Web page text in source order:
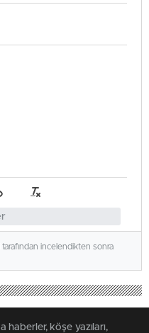
tarafından incelendikten sonra
haberler, köşe yazıları,